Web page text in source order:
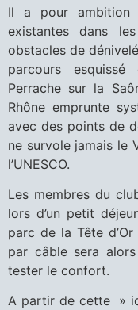
Il a pour ambition
existantes dans
obstacles de
parcours
Perrache sur la
Rhône emprunte
avec des points de
ne survole jamais le
l’UNESCO.
Les membres du
lors d’un petit
parc de la Tête
par câble sera
tester le confort.
A partir de cette »